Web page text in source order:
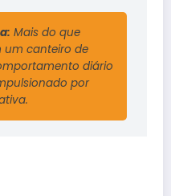
Mais do que
um canteiro de
diário
por